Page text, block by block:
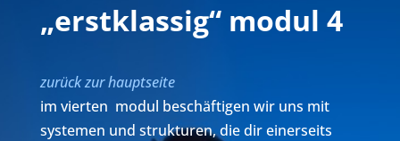
„erstklassig“ modul 4
zurück zur hauptseite
im vierten modul beschäftigen wir uns mit
systemen und strukturen, die dir einerseits